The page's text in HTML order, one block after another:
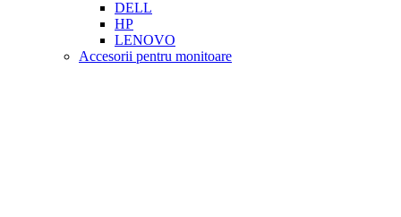
DELL
HP
LENOVO
Accesorii pentru monitoare